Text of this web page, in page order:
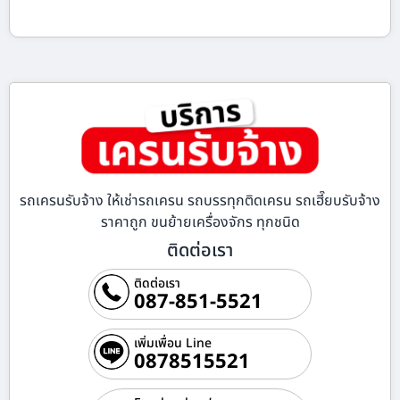
รถเครนรับจ้าง ให้เช่ารถเครน รถบรรทุกติดเครน รถเฮี๊ยบรับจ้าง
ราคาถูก ขนย้ายเครื่องจักร ทุกชนิด
ติดต่อเรา
ติดต่อเรา
087-851-5521
เพิ่มเพื่อน Line
0878515521